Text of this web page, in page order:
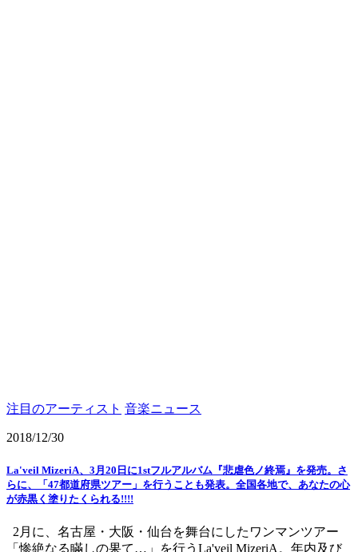
注目のアーティスト 音楽ニュース
2018/12/30
La'veil MizeriA、3月20日に1stフルアルバム『悲虐色ノ終焉』を発売。さ
らに、「47都道府県ツアー」を行うことも発表。全国各地で、あなたの心
が赤黒く塗りたくられる!!!!
2月に、名古屋・大阪・仙台を舞台にしたワンマンツアー
「惨絶なる瞞しの果て…」を行うLa'veil MizeriA。年内及び